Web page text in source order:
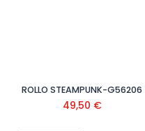
ROLLO STEAMPUNK-G56206
49,50 €